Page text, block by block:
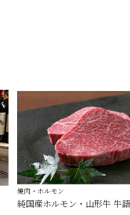
焼肉・ホルモン
純国産ホルモン・山形牛 牛語